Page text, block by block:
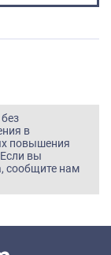
в
повышения
вы
сообщите нам